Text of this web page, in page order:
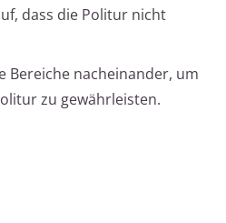
dass die Politur nicht
Bereiche nacheinander, um
zu gewährleisten.